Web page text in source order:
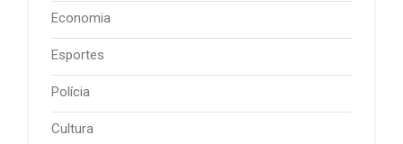
Economia
Esportes
Polícia
Cultura